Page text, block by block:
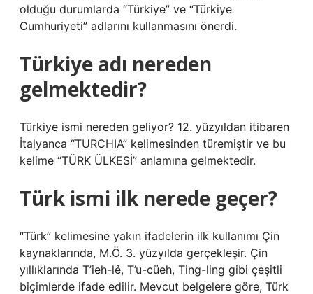
olduğu durumlarda “Türkiye” ve “Türkiye
Cumhuriyeti” adlarını kullanmasını önerdi.
Türkiye adı nereden
gelmektedir?
Türkiye ismi nereden geliyor? 12. yüzyıldan itibaren
İtalyanca “TURCHIA” kelimesinden türemiştir ve bu
kelime “TÜRK ÜLKESİ” anlamına gelmektedir.
Türk ismi ilk nerede geçer?
“Türk” kelimesine yakın ifadelerin ilk kullanımı Çin
kaynaklarında, M.Ö. 3. yüzyılda gerçekleşir. Çin
yıllıklarında T’ieh-lê, T’u-cüeh, Ting-ling gibi çeşitli
biçimlerde ifade edilir. Mevcut belgelere göre, Türk